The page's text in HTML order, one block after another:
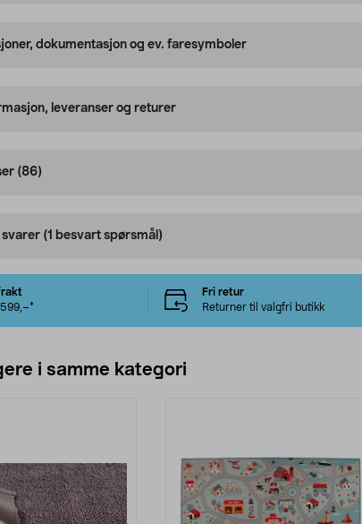
dokumentasjon og ev. faresymboler
leveranser og returer
(86)
svarer (1 besvart spørsmål)
Fri retur
Returner til valgfri butikk
i samme kategori